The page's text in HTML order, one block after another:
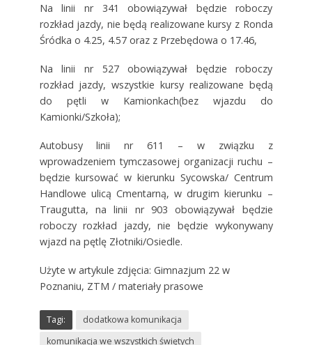
Na linii nr 341 obowiązywał będzie roboczy
rozkład jazdy, nie będą realizowane kursy z Ronda
Śródka o 4.25, 4.57 oraz z Przebędowa o 17.46,
Na linii nr 527 obowiązywał będzie roboczy
rozkład jazdy, wszystkie kursy realizowane będą
do pętli w Kamionkach(bez wjazdu do
Kamionki/Szkoła);
Autobusy linii nr 611 – w związku z
wprowadzeniem tymczasowej organizacji ruchu –
będzie kursować w kierunku Sycowska/ Centrum
Handlowe ulicą Cmentarną, w drugim kierunku –
Traugutta, na linii nr 903 obowiązywał będzie
roboczy rozkład jazdy, nie będzie wykonywany
wjazd na pętlę Złotniki/Osiedle.
Użyte w artykule zdjęcia: Gimnazjum 22 w
Poznaniu, ZTM / materiały prasowe
Tagi:
dodatkowa komunikacja
komunikacja we wszystkich świętych